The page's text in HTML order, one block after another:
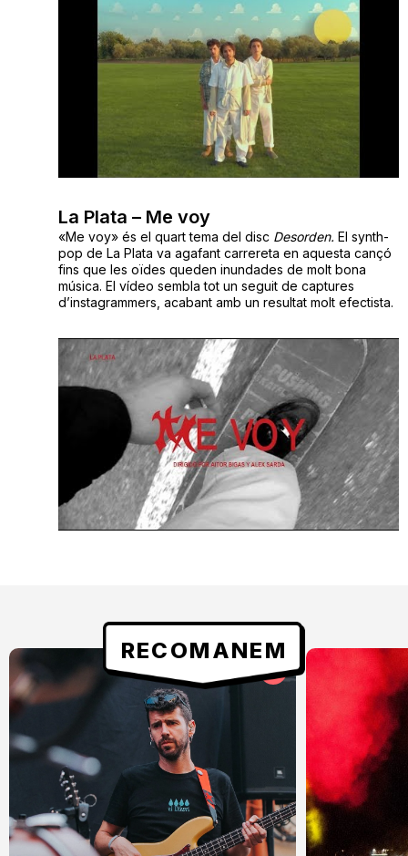
La Plata – Me voy
«Me voy» és el quart tema del disc Desorden. El synth-
pop de La Plata va agafant carrereta en aquesta cançó
fins que les oïdes queden inundades de molt bona
música. El vídeo sembla tot un seguit de captures
d’instagrammers, acabant amb un resultat molt efectista.
RECOMANEM